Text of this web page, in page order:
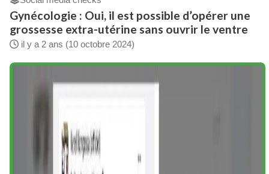
Gynécologie : Oui, il est possible d’opérer une
grossesse extra-utérine sans ouvrir le ventre
il y a 2 ans (10 octobre 2024)